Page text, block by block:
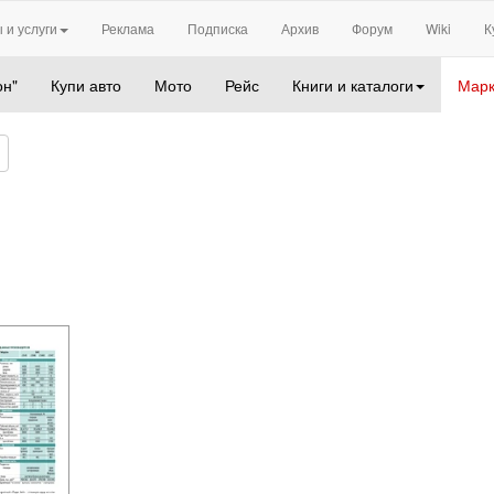
услуги Реклама Подписка Архив Форум Wiki
Купи авто Мото Рейс Книги и каталоги